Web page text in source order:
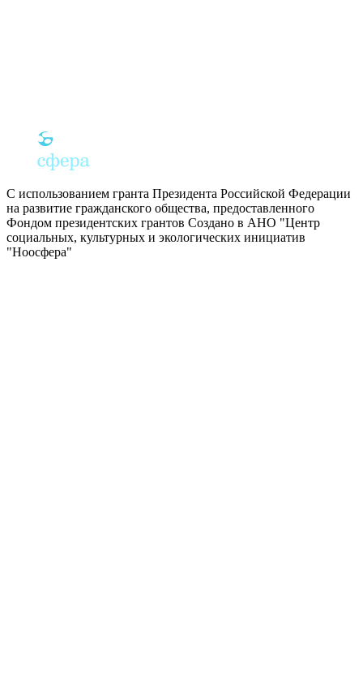
С использованием гранта Президента Российской Федерации
на развитие гражданского общества, предоставленного
Фондом президентских грантов Создано в АНО "Центр
социальных, культурных и экологических инициатив
"Ноосфера"